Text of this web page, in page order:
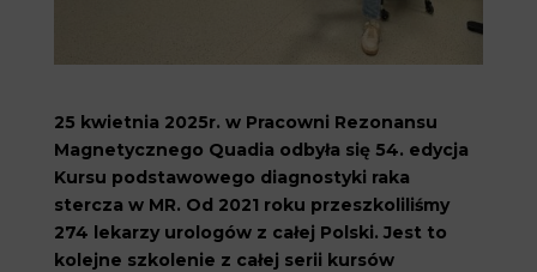
25 kwietnia 2025r. w Pracowni Rezonansu
Magnetycznego Quadia odbyła się 54. edycja
Kursu podstawowego diagnostyki raka
stercza w MR. Od 2021 roku przeszkoliliśmy
274 lekarzy urologów z całej Polski. Jest to
kolejne szkolenie z całej serii kursów